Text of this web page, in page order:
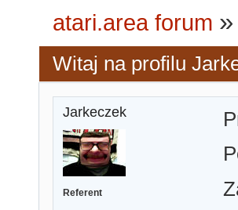
atari.area forum »
Witaj na profilu
Jarkeczek
Referent